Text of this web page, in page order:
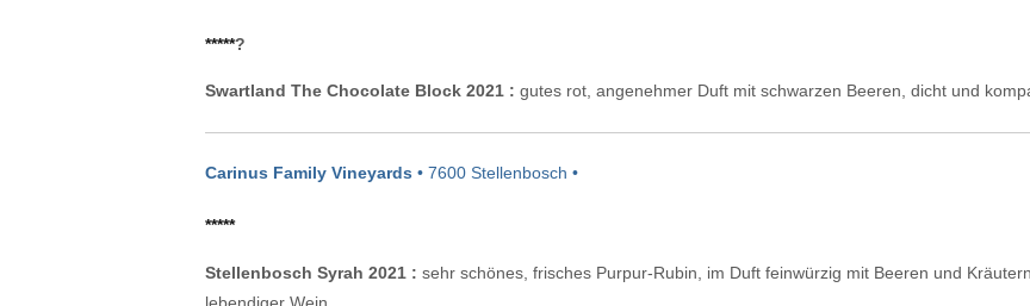
*****?
Swartland The Chocolate Block 2021 : gutes rot, angenehmer Duft mit schwarzen Beeren, dicht und
Carinus Family Vineyards • 7600 Stellenbosch •
*****
Stellenbosch Syrah 2021 : sehr schönes, frisches Purpur-Rubin, im Duft feinwürzig mit Beeren und